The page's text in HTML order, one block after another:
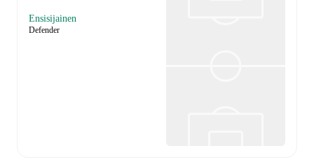
Ensisijainen
Defender